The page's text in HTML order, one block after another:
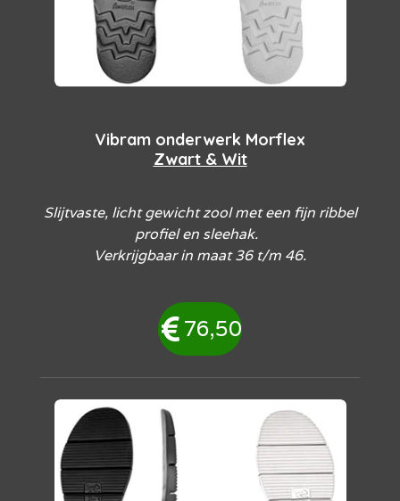
Vibram onderwerk Morflex
Zwart & Wit
Slijtvaste, licht gewicht zool met een fijn ribbel
profiel en sleehak.
Verkrijgbaar in maat 36 t/m 46.
76,50